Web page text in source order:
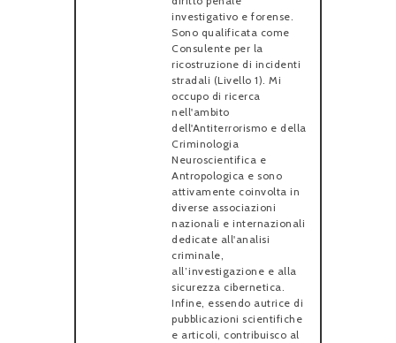
investigativo e forense.
Sono qualificata come
Consulente per la
ricostruzione di incidenti
stradali (Livello 1). Mi
occupo di ricerca
nell'ambito
dell'Antiterrorismo e della
Criminologia
Neuroscientifica e
Antropologica e sono
attivamente coinvolta in
diverse associazioni
nazionali e internazionali
dedicate all'analisi
criminale,
all’investigazione e alla
sicurezza cibernetica.
Infine, essendo autrice di
pubblicazioni scientifiche
e articoli, contribuisco al